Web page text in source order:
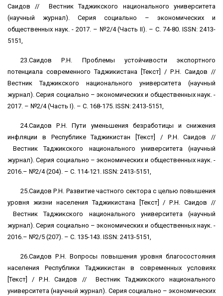
Саидов // Вестник Таджикского национального университета
(научный журнал). Серия социально – экономических и
общественных наук. - 2017. – №2/4 (Часть ІІ). – С. 74-80. ISSN: 2413-
5151,
23.Саидов Р.Н. Проблемы устойчивости экспортного
потенциала современного Таджикистана [Текст] / Р.Н. Саидов //
Вестник Таджикского национального университета (научный
журнал). Серия социально – экономических и общественных наук. -
2017. – №2/4 (Часть І). – С. 168-175. ISSN: 2413-5151,
24.Саидов Р.Н. Пути уменьшения безработицы и снижения
инфляции в Республике Таджикистан [Текст] / Р.Н. Саидов //
Вестник Таджикского национального университета (научный
журнал). Серия социально – экономических и общественных наук. -
2016.– №2/4 (204). – С. 114-121. ISSN: 2413-5151,
25.Саидов Р.Н. Развитие частного сектора с целью повышения
уровня жизни населения Таджикистана [Текст] / Р.Н. Саидов //
Вестник Таджикского национального университета (научный
журнал). Серия социально – экономических и общественных наук. -
2016.– №2/5 (207). – С. 135-143. ISSN: 2413-5151,
26.Саидов Р.Н. Вопросы повышения уровня благосостояния
населения Республики Таджикистан в современных условиях
[Текст] / Р.Н. Саидов // Вестник Таджикского национального
университета (научный журнал). Серия социально – экономических